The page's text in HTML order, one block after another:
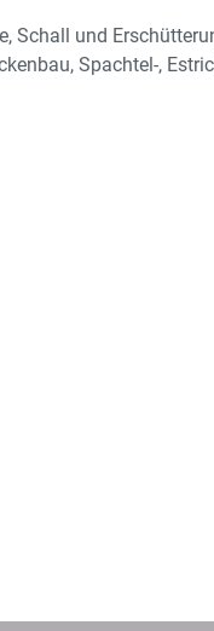
Schall und
Spachtel-,